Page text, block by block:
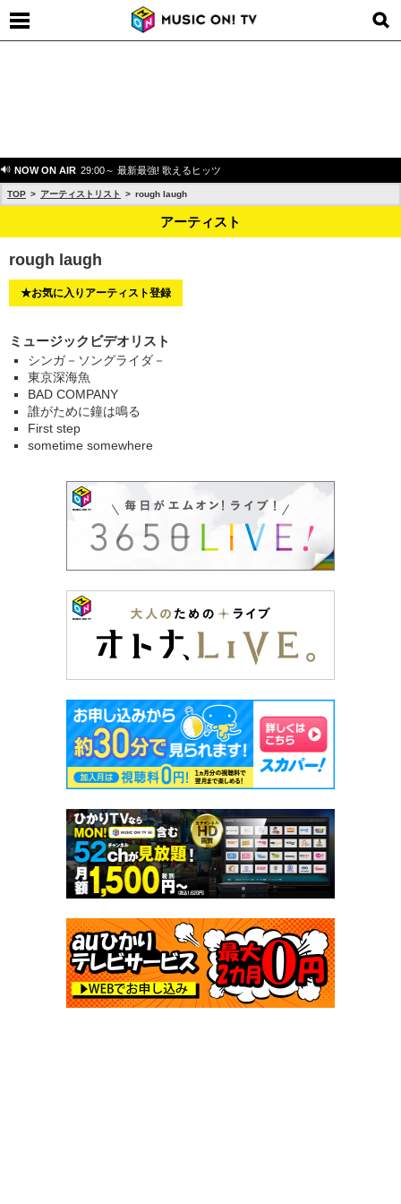
NOW ON AIR 29:00～ 最新最強! 歌えるヒッツ
TOP アーティストリスト rough laugh
アーティスト
rough laugh
★お気に入りアーティスト登録
ミュージックビデオリスト
シンガ－ソングライダ－
東京深海魚
BAD COMPANY
誰がために鐘は鳴る
First step
sometime somewhere